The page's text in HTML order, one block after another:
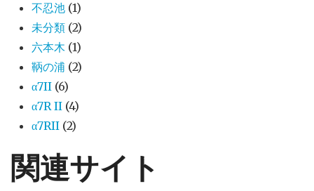
不忍池 (1)
未分類 (2)
六本木 (1)
鞆の浦 (2)
α7II (6)
α7R II (4)
α7RII (2)
関連サイト